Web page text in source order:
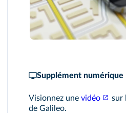
Supplément numérique
Visionnez une vidéo
sur
de Galileo.